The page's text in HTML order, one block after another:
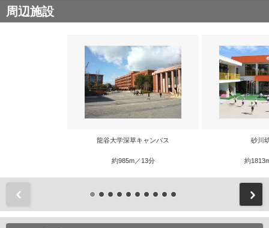
周辺施設
龍谷大学深草キャンパス
約985m／13分
砂川
約